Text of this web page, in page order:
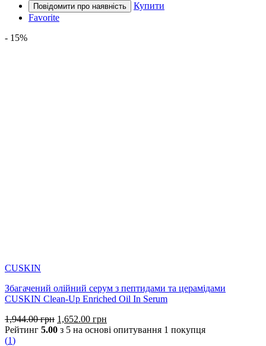
Купити
Favorite
- 15%
CUSKIN
Збагачений олійний серум з пептидами та церамідами
CUSKIN Clean-Up Enriched Oil In Serum
1,944.00грн Оригінальна
ціна:
1,652.00 грн
ціна:
Рейтинг 5.00 з 5 на основі опитування 1 покупця
(1)